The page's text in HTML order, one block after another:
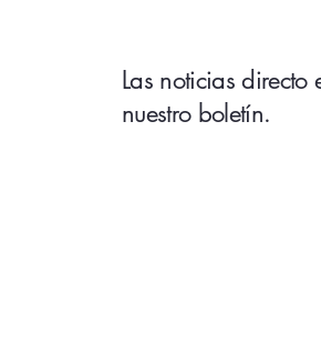
Las noticias directo
nuestro boletín.